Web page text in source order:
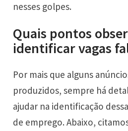
nesses golpes.
Quais pontos
identificar vagas
Por mais que alguns
produzidos, sempre há
ajudar na identificação
de emprego. Abaixo,